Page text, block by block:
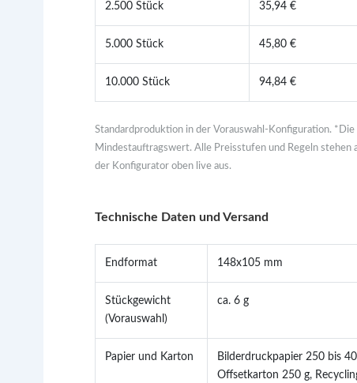
2.500 Stück 35,94 €
5.000 Stück 45,80 €
10.000 Stück 94,84 €
Standardproduktion in der Vorauswahl-Konfiguration.
Mindestauftragswert. Alle Preisstufen und Regeln
der Konfigurator oben live aus.
Technische Daten und Versand
Endformat 148x105 mm
Stückgewicht
(Vorauswahl)
ca. 6 g
Papier und Karton
Bilderdruckpapier 250 bis
Offsetkarton 250 g,